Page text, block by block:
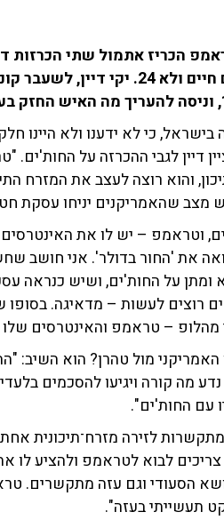
הכריז אתמול שתי
וטען כי יש 21 חטופים חיים
בישראל, כי לא ידענו ולא היינו
דיין לגבי ההכרזה על
והוא רוצה לעצב את המזרח
מצב שהאמריקנים יניחו עסקת
וטראמפ – יש לו את האינטרסים
את 'החור בדולר'. אני חושב
על החות'ים, ושיש כנראה
רוצים לעשות – מדאיגה. בסופו
– טראמפ והאינטרסים שלו
מול טהרן? הוא השיב:
מה קורה ויגיעו להסכמים
עם החות'ים".
מתקשרות לזירה מזרח־תיכונית
לבוא לטראמפ ולהציע לו
הסעודי וגם עזה מתקשרים.
תעשייתי בעזה".